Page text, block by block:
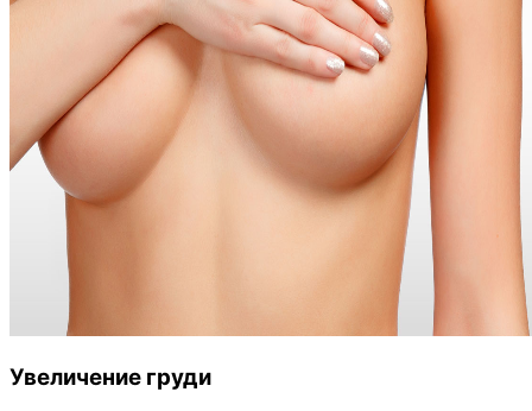
Увеличение груди